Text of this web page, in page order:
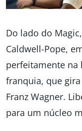
Do lado do
Caldwell-Pope,
perfeitamente
franquia, que
Franz Wagner.
para um núcleo